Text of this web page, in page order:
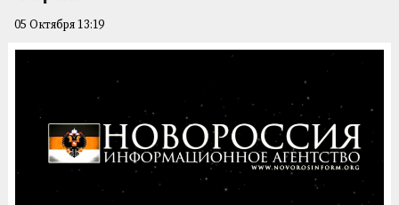
05 Октября 13:19